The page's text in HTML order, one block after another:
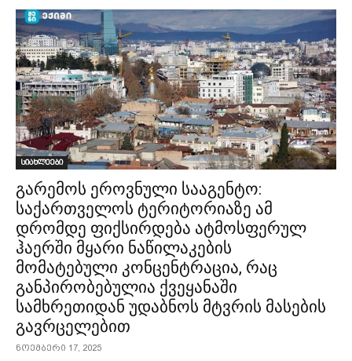
სიახლეები
გარემოს ეროვნული სააგენტო:
საქართველოს ტერიტორიაზე ამ
დრომდე ფიქსირდება ატმოსფერულ
ჰაერში მყარი ნაწილაკების
მომატებული კონცენტრაცია, რაც
განპირობებულია ქვეყანაში
სამხრეთიდან უდაბნოს მტვრის მასების
გავრცელებით
ნოემბერი 17, 2025